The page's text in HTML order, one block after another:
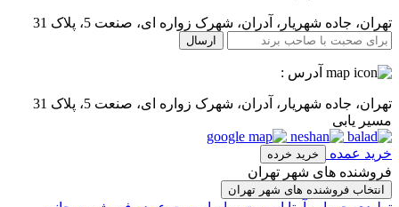
تهران، جاده شهریار، آدران، شهرک زواره ای، صنعت 5، پلاک 31
ارسال
آدرس :
تهران، جاده شهریار، آدران، شهرک زواره ای، صنعت 5، پلاک 31
مسیر یابی
خرید عمده خرید خرده
فروشنده های شهر تهران
انتخاب فروشنده های شهر تهران